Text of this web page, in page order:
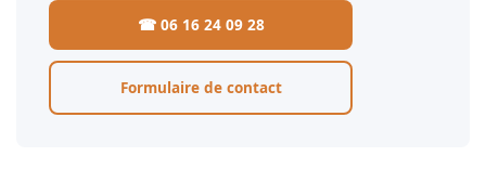
☎ 06 16 24 09 28
Formulaire de contact